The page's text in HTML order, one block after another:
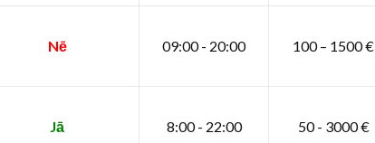
Nē 09:00 - 20:00 100 – 1500 €
Jā 8:00 - 22:00 50 - 3000 €